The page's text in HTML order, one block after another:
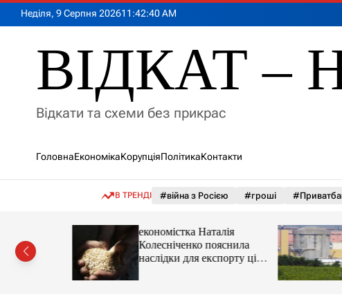
Неділя, 9 Серпня 202611 :42:42AM
ВІДКАТ –
Відкати та схеми без прикрас
ГоловнаЕкономікаКорупціяПолітикаКонтакти
В ТРЕНДІ #війна з Росією #гроші
економістка Наталія
Колесніченко пояснила
наслідки для експорту цін і
курсу